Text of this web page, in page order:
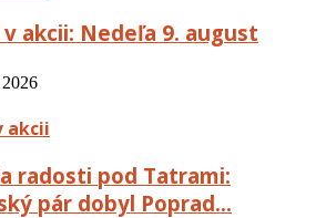
v akcii: Nedeľa 9. august
akcii
radosti pod Tatrami:
pár dobyl Poprad…